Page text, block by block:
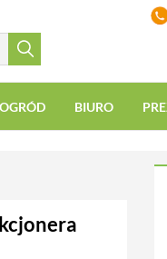
BIURO